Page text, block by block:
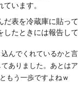
います。
だ表を冷蔵庫に貼っ
たときには報告して
んでくれているかと
ありました。あとは
もう一歩ですよねｗ